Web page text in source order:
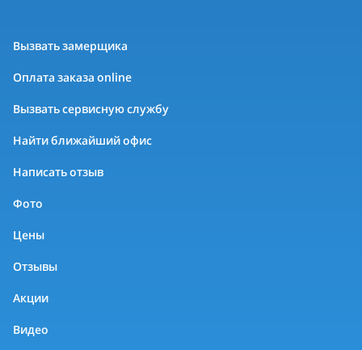
Вызвать замерщика
Оплата заказа online
Вызвать сервисную службу
Найти ближайший офис
Написать отзыв
Фото
Цены
Отзывы
Акции
Видео